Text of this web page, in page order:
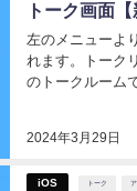
トーク画面【
2024年3月29日
左のメニューよ
れます。トーク
のトークルーム
iOS トーク ア